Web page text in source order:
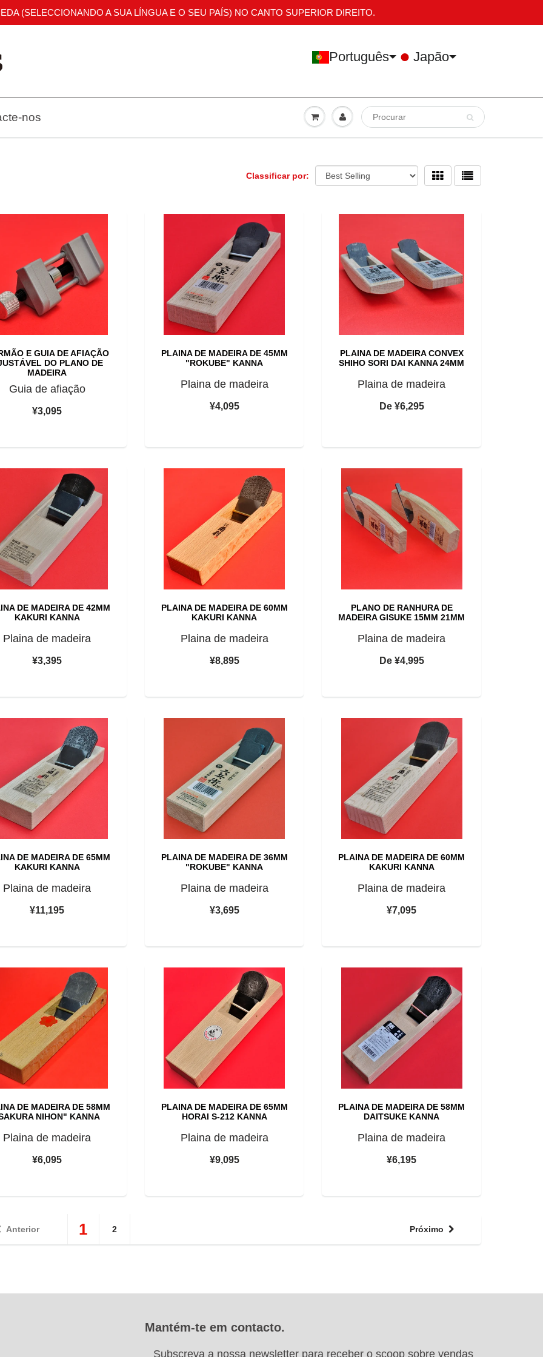
(SELECCIONANDO A SUA LÍNGUA E O SEU PAÍS) NO CANTO SUPERIOR DIREITO.
nos
Classificar por:
E GUIA DE AFIAÇÃO
DO PLANO DE
MADEIRA
Guia de afiação
¥3,095
PLAINA DE MADEIRA DE 45MM
"ROKUBE" KANNA
Plaina de madeira
¥4,095
PLAINA DE MADEIRA CONVEX
SHIHO SORI DAI KANNA 24MM
Plaina de madeira
De ¥6,295
DE MADEIRA DE 42MM
KAKURI KANNA
Plaina de madeira
¥3,395
PLAINA DE MADEIRA DE 60MM
KAKURI KANNA
Plaina de madeira
¥8,895
PLANO DE RANHURA DE
MADEIRA GISUKE 15MM 21MM
Plaina de madeira
De ¥4,995
DE MADEIRA DE 65MM
KAKURI KANNA
Plaina de madeira
¥11,195
PLAINA DE MADEIRA DE 36MM
"ROKUBE" KANNA
Plaina de madeira
¥3,695
PLAINA DE MADEIRA DE 60MM
KAKURI KANNA
Plaina de madeira
¥7,095
DE MADEIRA DE 58MM
NIHON" KANNA
Plaina de madeira
¥6,095
PLAINA DE MADEIRA DE 65MM
HORAI S-212 KANNA
Plaina de madeira
¥9,095
PLAINA DE MADEIRA DE 58MM
DAITSUKE KANNA
Plaina de madeira
¥6,195
Anterior 1 2 Próximo
Mantém-te em contacto.
Subscreva a nossa newsletter para receber o scoop sobre vendas
Português Japão